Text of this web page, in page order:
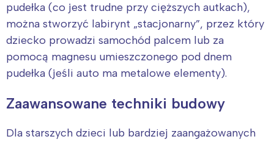
pudełka (co jest trudne przy cięższych autkach),
można stworzyć labirynt „stacjonarny”, przez który
dziecko prowadzi samochód palcem lub za
pomocą magnesu umieszczonego pod dnem
pudełka (jeśli auto ma metalowe elementy).
Zaawansowane techniki budowy
Dla starszych dzieci lub bardziej zaangażowanych